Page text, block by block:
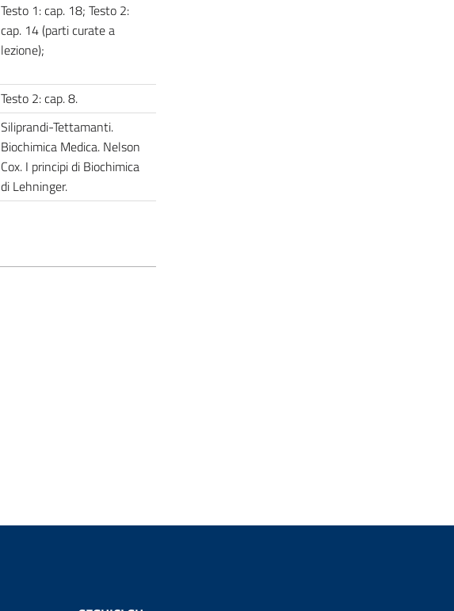
Testo 1: cap. 18; Testo 2:
cap. 14 (parti curate a
lezione);
Testo 2: cap. 8.
Siliprandi-Tettamanti.
Biochimica Medica. Nelson
Cox. I principi di Biochimica
di Lehninger.